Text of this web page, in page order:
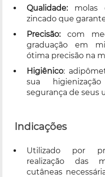
Qualidade:molas
zincado que
Precisão:com
graduação em
ótima precisão na
Higiênico:
sua
segurança de seus
Indicações
Utilizado por
realização das
cutâneas